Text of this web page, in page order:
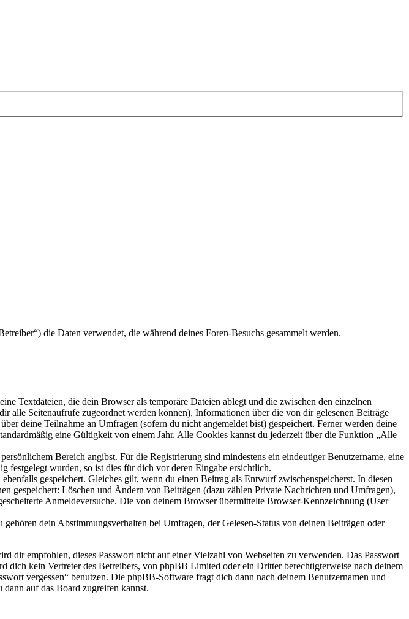
die Daten verwendet, die während deines Foren-Besuchs gesammelt werden.
Textdateien, die dein Browser als temporäre Dateien ablegt und die zwischen den einzelnen
Seitenaufrufe zugeordnet werden können), Informationen über die von dir gelesenen Beiträge
deine Teilnahme an Umfragen (sofern du nicht angemeldet bist) gespeichert. Ferner werden deine
eine Gültigkeit von einem Jahr. Alle Cookies kannst du jederzeit über die Funktion „Alle
Bereich angibst. Für die Registrierung sind mindestens ein eindeutiger Benutzername, eine
festgelegt wurden, so ist dies für dich vor deren Eingabe ersichtlich.
gespeichert. Gleiches gilt, wenn du einen Beitrag als Entwurf zwischenspeicherst. In diesen
gespeichert: Löschen und Ändern von Beiträgen (dazu zählen Private Nachrichten und Umfragen),
Anmeldeversuche. Die von deinem Browser übermittelte Browser-Kennzeichnung (User
dein Abstimmungsverhalten bei Umfragen, der Gelesen-Status von deinen Beiträgen oder
dir empfohlen, dieses Passwort nicht auf einer Vielzahl von Webseiten zu verwenden. Das Passwort
dich kein Vertreter des Betreibers, von phpBB Limited oder ein Dritter berechtigterweise nach deinem
vergessen“ benutzen. Die phpBB-Software fragt dich dann nach deinem Benutzernamen und
dann auf das Board zugreifen kannst.